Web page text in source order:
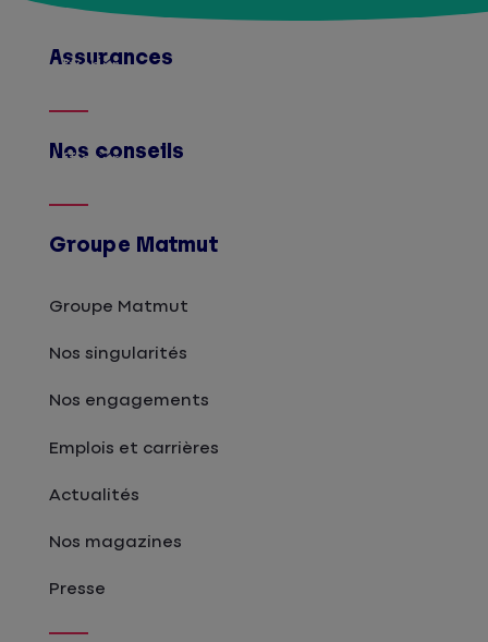
Assurances
Afficher
Nos conseils
Afficher
Groupe Matmut
Groupe Matmut
Nos singularités
Nos engagements
Emplois et carrières
Actualités
Nos magazines
Presse